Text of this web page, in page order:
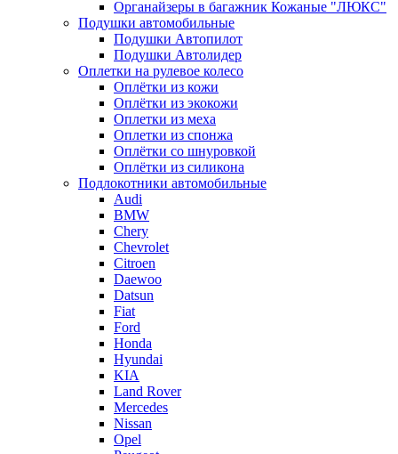
Органайзеры в багажник Кожаные "ЛЮКС"
Подушки автомобильные
Подушки Автопилот
Подушки Автолидер
Оплетки на рулевое колесо
Оплётки из кожи
Оплётки из экокожи
Оплетки из меха
Оплетки из спонжа
Оплётки со шнуровкой
Оплётки из силикона
Подлокотники автомобильные
Audi
BMW
Chery
Chevrolet
Citroen
Daewoo
Datsun
Fiat
Ford
Honda
Hyundai
KIA
Land Rover
Mercedes
Nissan
Opel